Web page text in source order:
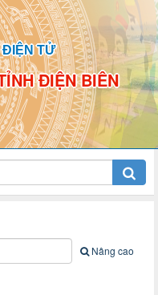
ĐIỆN TỬ
ĐIỆN BIÊN
Nâng cao